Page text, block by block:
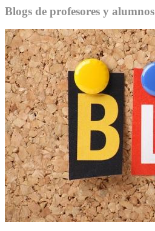
Blogs de profesores y alumnos